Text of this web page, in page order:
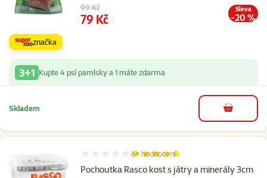
Původní cena
99 Kč
Cena
79 Kč
Sleva
-20 %
značka
3+1 Kupte 4 psí pamlsky a 1 máte zdarma
Skladem do košíku
Pochoutka Rasco kost s játry a minerály 3cm
Hodnocení 100%, počet hodnocení: 6
6× hodnocení